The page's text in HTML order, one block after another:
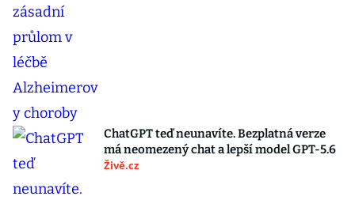
ChatGPT teď neunavíte. Bezplatná verze
má neomezený chat a lepší model GPT-5.6
Živě.cz